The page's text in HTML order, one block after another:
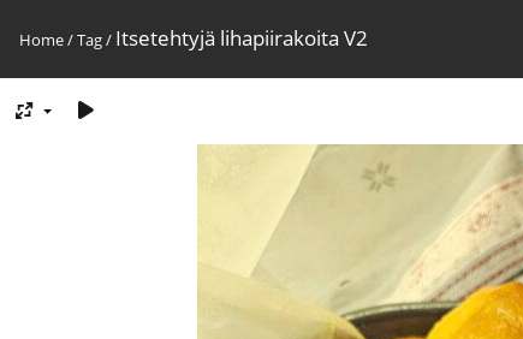
Home/Tag/ Itsetehtyjä lihapiirakoita V2